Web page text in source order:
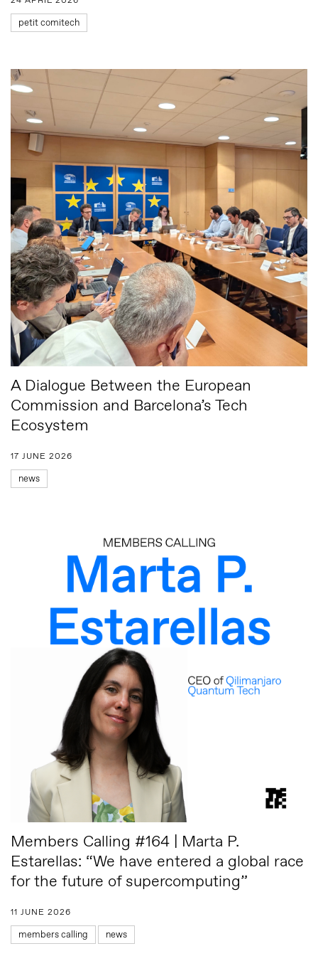
petit comitech
A Dialogue Between the European
Commission and Barcelona’s Tech
Ecosystem
17 JUNE 2026
news
Members Calling #164 | Marta P.
Estarellas: “We have entered a global race
for the future of supercomputing”
11 JUNE 2026
members calling news